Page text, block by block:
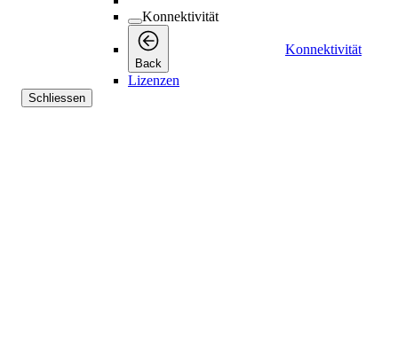
Konnektivität
Back
Konnektivität
Lizenzen
Schliessen